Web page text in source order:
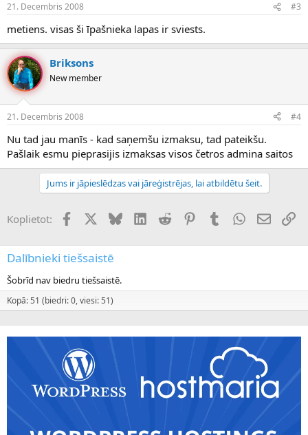
21. Decembris 2008 #3
metiens. visas ši īpašnieka lapas ir sviests.
Briksons
New member
21. Decembris 2008 #4
Nu tad jau manīs - kad saņemšu izmaksu, tad pateikšu.
Pašlaik esmu pieprasijis izmaksas visos četros admina saitos
Jums ir jāpieslēdzas vai jāreģistrējas, lai atbildētu šeit.
Koplietot: FacebookX (Twitter)
BlueskyLinkedInReddit PinterestTumblrWhatsApp
E-pasts
Dalībnieki tiešsaistē
Šobrīd nav biedru tiešsaistē.
Kopā: 51 (biedri: 0, viesi: 51)